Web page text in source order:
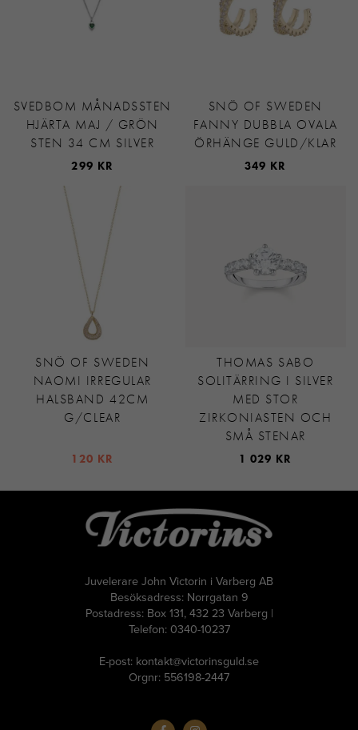
SVEDBOM MÅNADSSTEN
HJÄRTA MAJ / GRÖN
STEN 34 CM SILVER
299 KR
SNÖ OF SWEDEN
FANNY DUBBLA OVALA
ÖRHÄNGE GULD/KLAR
349 KR
SNÖ OF SWEDEN
NAOMI IRREGULAR
HALSBAND 42CM
G/CLEAR
120 KR
THOMAS SABO
SOLITÄRRING I SILVER
MED STOR
ZIRKONIASTEN OCH
SMÅ STENAR
1 029 KR
Juvelerare John Victorin i Varberg AB
Besöksadress: Norrgatan 9
Postadress: Box 131, 432 23 Varberg |
Telefon: 0340-10237
E-post: kontakt@victorinsguld.se
Orgnr: 556198-2447